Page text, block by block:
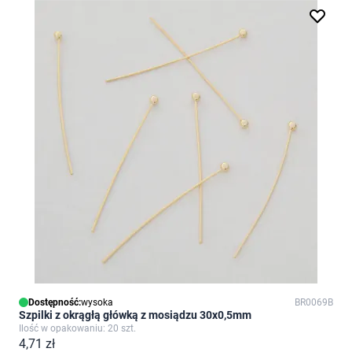
Dostępność:wysoka BR0069B
Szpilki z okrągłą główką z mosiądzu 30x0,5mm
Ilość w opakowaniu: 20 szt.
4,71 zł